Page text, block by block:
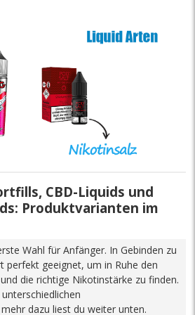
CBD-Liquids und
Produktvarianten im
Wahl für Anfänger. In Gebinden zu
perfekt geeignet, um in Ruhe den
die richtige Nikotinstärke zu finden.
dazu liest du weiter unten.